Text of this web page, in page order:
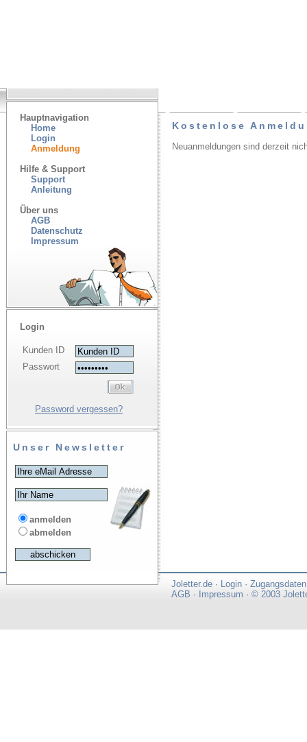
Hauptnavigation
Home
Login
Anmeldung
Hilfe & Support
Support
Anleitung
Über uns
AGB
Datenschutz
Impressum
Login
Kunden ID
Passwort
Password vergessen?
Unser Newsletter
anmelden
abmelden
Kostenlose
Neuanmeldungen sind derzeit
Joletter.de · Login · Zugangsdaten
AGB · Impressum · © 2003